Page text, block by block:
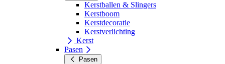
Kerstballen & Slingers
Kerstboom
Kerstdecoratie
Kerstverlichting
Kerst
Pasen
Pasen